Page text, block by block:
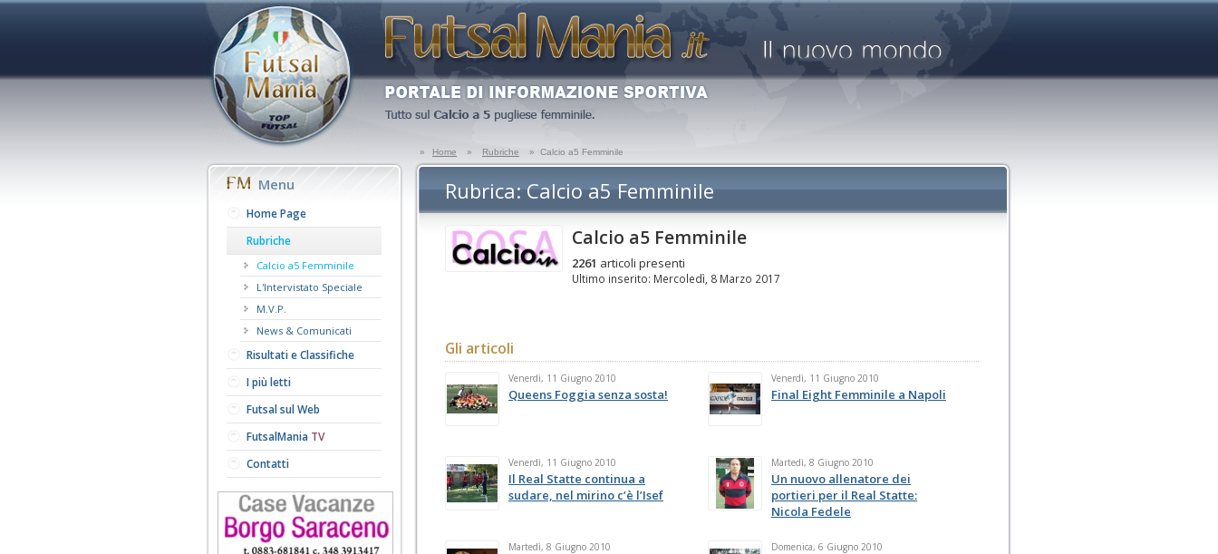
» Home » Rubriche » Calcio a5 Femminile
Menu
Home Page
Rubriche
Calcio a5 Femminile
L'Intervistato Speciale
M.V.P.
News & Comunicati
Risultati e Classifiche
I più letti
Futsal sul Web
FutsalMania TV
Contatti
Rubrica: Calcio a5 Femminile
Calcio a5 Femminile
2261 articoli presenti
Ultimo inserito: Mercoledì, 8 Marzo 2017
Gli articoli
Venerdì, 11 Giugno 2010
Queens Foggia senza sosta!
Venerdì, 11 Giugno 2010
Final Eight Femminile a Napoli
Venerdì, 11 Giugno 2010
Il Real Statte continua a
sudare, nel mirino c’è l’Isef
Martedì, 8 Giugno 2010
Un nuovo allenatore dei
portieri per il Real Statte:
Nicola Fedele
Martedì, 8 Giugno 2010 Domenica, 6 Giugno 2010